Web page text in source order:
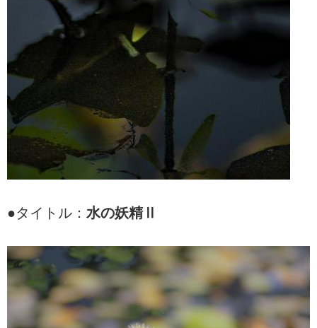
●タイトル： 水の妖精Ⅱ